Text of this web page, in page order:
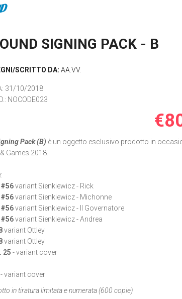
SIGNING PACK - B
SCRITTO DA: AA.VV.
: 31/10/2018
NOCODE023
Pack (B) è un oggetto esclusivo prodotto in
Games 2018.
variant Sienkiewicz - Rick
variant Sienkiewicz - Michonne
variant Sienkiewicz - Il Governatore
variant Sienkiewicz - Andrea
variant Ottley
variant Ottley
25 - variant cover
- variant cover
in tiratura limitata e numerata (600 copie)